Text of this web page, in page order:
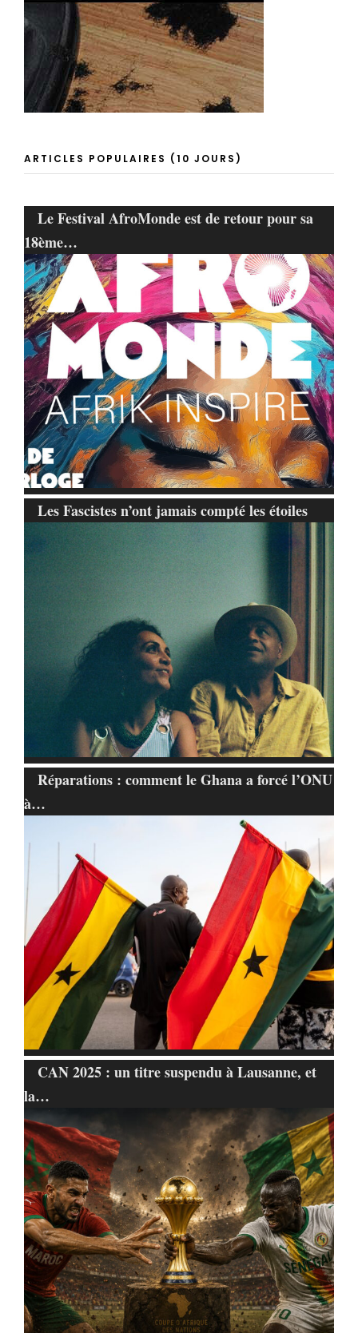
ARTICLES POPULAIRES (10 JOURS)
Le Festival AfroMonde est de retour pour sa
18ème…
Les Fascistes n’ont jamais compté les étoiles
Réparations : comment le Ghana a forcé l’ONU
à…
CAN 2025 : un titre suspendu à Lausanne, et
la…